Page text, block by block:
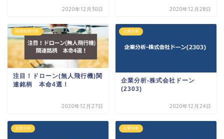
2020年12月30日 2020年12月28日
関連銘柄特集
注目！ドローン(無人飛行機)関
連銘柄 本命4選！
2020年12月27日
企業分析
企業分析-株式会社ドーン
(2303)
2020年12月24日
企業分析 企業分析